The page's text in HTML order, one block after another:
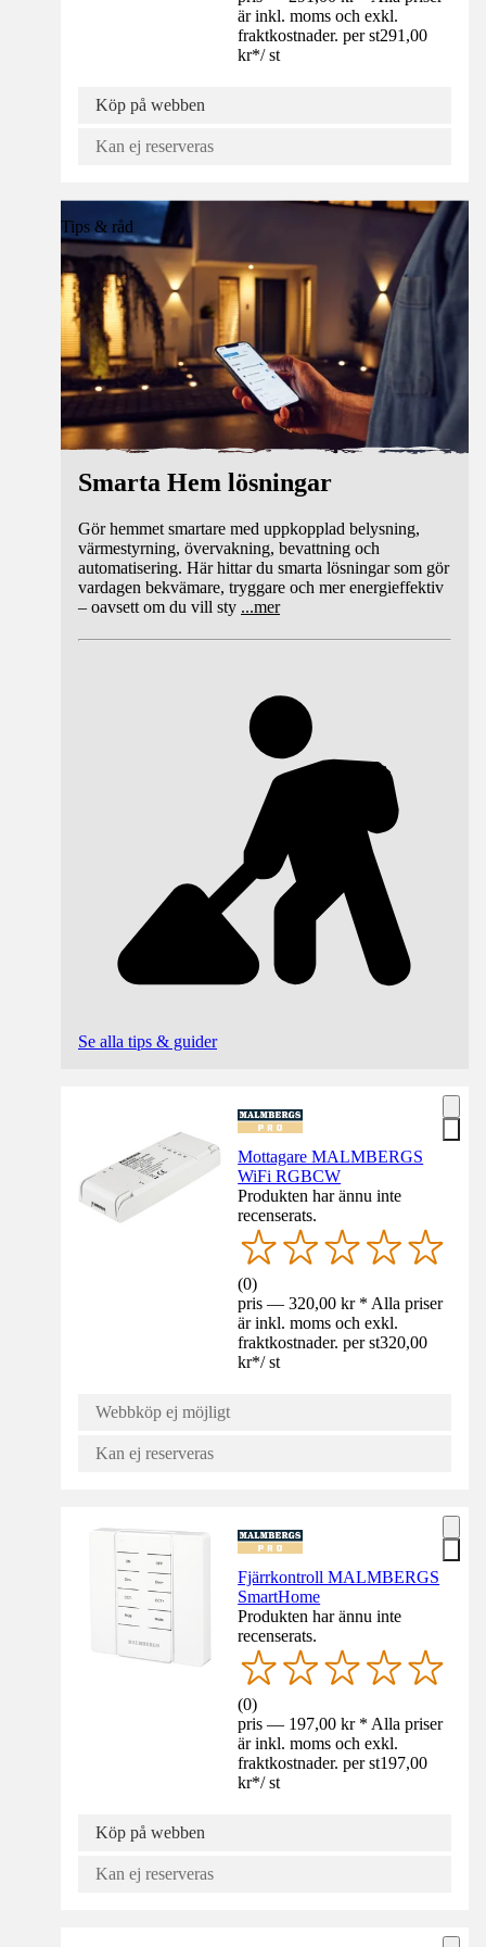
är inkl. moms och exkl.
fraktkostnader. per st291,00
kr*/ st
Köp på webben
Kan ej reserveras
Tips & råd
Smarta Hem lösningar
Gör hemmet smartare med uppkopplad belysning,
värmestyrning, övervakning, bevattning och
automatisering. Här hittar du smarta lösningar som gör
vardagen bekvämare, tryggare och mer energieffektiv
– oavsett om du vill sty ...mer
Se alla tips & guider
Mottagare MALMBERGS
WiFi RGBCW
Produkten har ännu inte
recenserats.
(0)
pris — 320,00 kr * Alla priser
är inkl. moms och exkl.
fraktkostnader. per st320,00
kr*/ st
Webbköp ej möjligt
Kan ej reserveras
Fjärrkontroll MALMBERGS
SmartHome
Produkten har ännu inte
recenserats.
(0)
pris — 197,00 kr * Alla priser
är inkl. moms och exkl.
fraktkostnader. per st197,00
kr*/ st
Köp på webben
Kan ej reserveras